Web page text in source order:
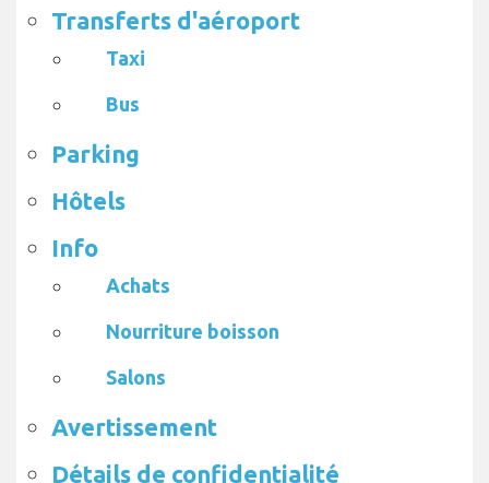
Transferts d'aéroport
Taxi
Bus
Parking
Hôtels
Info
Achats
Nourriture boisson
Salons
Avertissement
Détails de confidentialité